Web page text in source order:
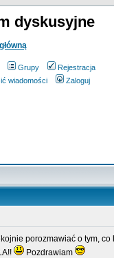
dyskusyjne
Grupy
Rejestracja
wiadomości Zaloguj
porozmawiać o tym,
Pozdrawiam